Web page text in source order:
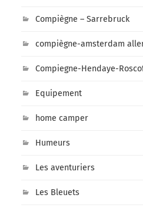
Compiègne – Sarrebruck
compiègne-amsterdam
Compiegne-Hendaye-
Equipement
home camper
Humeurs
Les aventuriers
Les Bleuets